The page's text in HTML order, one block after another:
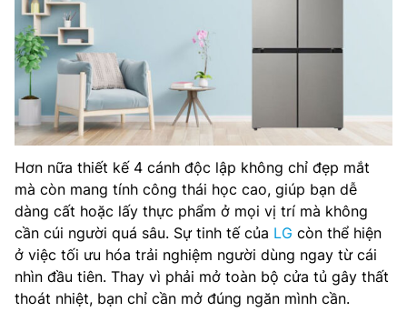
Hơn nữa thiết kế 4 cánh độc lập không chỉ đẹp mắt
mà còn mang tính công thái học cao, giúp bạn dễ
dàng cất hoặc lấy thực phẩm ở mọi vị trí mà không
cần cúi người quá sâu. Sự tinh tế của LG còn thể hiện
ở việc tối ưu hóa trải nghiệm người dùng ngay từ cái
nhìn đầu tiên. Thay vì phải mở toàn bộ cửa tủ gây thất
thoát nhiệt, bạn chỉ cần mở đúng ngăn mình cần.